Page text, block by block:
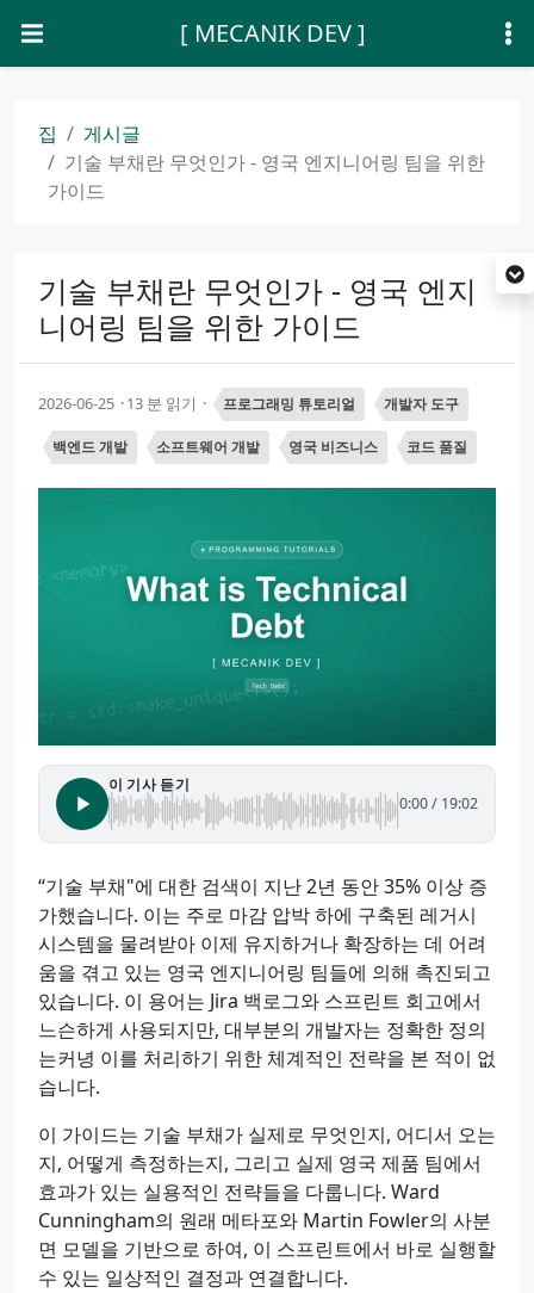
[ MECANIK DEV ]
집
게시글
기술 부채란 무엇인가 - 영국 엔지니어링 팀을 위한
가이드
기술 부채란 무엇인가 - 영국 엔지
니어링 팀을 위한 가이드
2026-06-25 13 분 읽기 프로그래밍 튜토리얼 개발자 도구
백엔드 개발 소프트웨어 개발 영국 비즈니스 코드 품질
이 기사 듣기
0:00/ 19:02
“기술 부채"에 대한 검색이 지난 2년 동안 35% 이상 증
가했습니다. 이는 주로 마감 압박 하에 구축된 레거시
시스템을 물려받아 이제 유지하거나 확장하는 데 어려
움을 겪고 있는 영국 엔지니어링 팀들에 의해 촉진되고
있습니다. 이 용어는 Jira 백로그와 스프린트 회고에서
느슨하게 사용되지만, 대부분의 개발자는 정확한 정의
는커녕 이를 처리하기 위한 체계적인 전략을 본 적이 없
습니다.
이 가이드는 기술 부채가 실제로 무엇인지, 어디서 오는
지, 어떻게 측정하는지, 그리고 실제 영국 제품 팀에서
효과가 있는 실용적인 전략들을 다룹니다. Ward
Cunningham의 원래 메타포와 Martin Fowler의 사분
면 모델을 기반으로 하여, 이 스프린트에서 바로 실행할
수 있는 일상적인 결정과 연결합니다.